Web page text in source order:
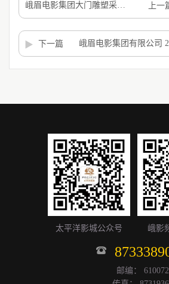
上一
下一篇
太平洋影城公众号 峨影
邮编： 610072